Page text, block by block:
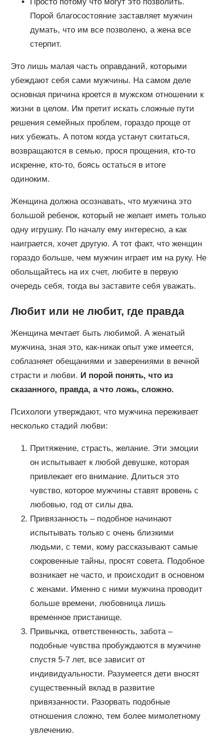
Порой благосостояние заставляет мужчин
думать, что им все позволено, а жена все
стерпит.
Это лишь малая часть оправданий, которыми
убеждают себя сами мужчины. На самом деле
основная причина кроется в мужском отношении к
жизни в целом. Им претит искать сложные пути
решения семейных проблем, гораздо проще от
них убежать. А потом когда устанут скитаться,
возвращаются в семью, прося прощения, кто-то
искренне, кто-то, боясь остаться в итоге
одиноким.
Женщина должна осознавать, что мужчина это
большой ребенок, который не желает иметь только
одну игрушку. По началу ему интересно, а как
наиграется, хочет другую. А тот факт, что женщин
гораздо больше, чем мужчин играет им на руку. Не
обольщайтесь на их счет, любите в первую
очередь себя, тогда вы заставите себя уважать.
Любит или не любит, где правда
Женщина мечтает быть любимой. А женатый
мужчина, зная это, как-никак опыт уже имеется,
соблазняет обещаниями и заверениями в вечной
страсти и любви. И порой понять, что из
сказанного, правда, а что ложь, сложно.
Психологи утверждают, что мужчина переживает
несколько стадий любви:
Притяжение, страсть, желание. Эти эмоции
он испытывает к любой девушке, которая
привлекает его внимание. Длиться это
чувство, которое мужчины ставят вровень с
любовью, год от силы два.
Привязанность – подобное начинают
испытывать только с очень близкими
людьми, с теми, кому рассказывают самые
сокровенные тайны, просят совета. Подобное
возникает не часто, и происходит в основном
с женами. Именно с ними мужчина проводит
больше времени, любовница лишь
временное пристанище.
Привычка, ответственность, забота –
подобные чувства пробуждаются в мужчине
спустя 5-7 лет, все зависит от
индивидуальности. Разумеется дети вносят
существенный вклад в развитие
привязанности. Разорвать подобные
отношения сложно, тем более мимолетному
увлечению.